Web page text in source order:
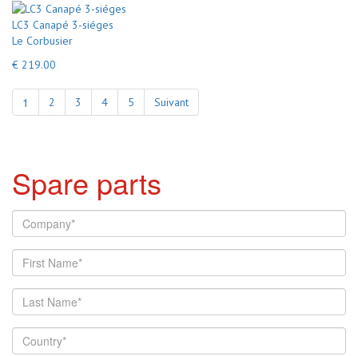
LC3 Canapé 3-siéges
Le Corbusier
€ 219.00
1 2 3 4 5 Suivant
Spare parts